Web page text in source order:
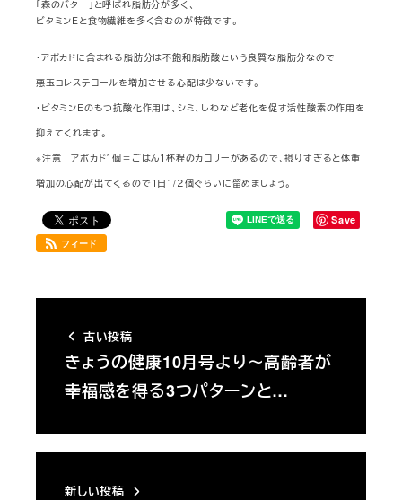
「森のバター」と呼ばれ脂肪分が多く、
ビタミンＥと食物繊維を多く含むのが特徴です。
・アボカドに含まれる脂肪分は不飽和脂肪酸という良質な脂肪分なので
悪玉コレステロールを増加させる心配は少ないです。
・ビタミンＥのもつ抗酸化作用は、シミ、しわなど老化を促す活性酸素の作用を
抑えてくれます。
※注意 アボカド１個＝ごはん１杯程のカロリーがあるので、摂りすぎると体重
増加の心配が出てくるので１日１/２個ぐらいに留めましょう。
Save
フィード
古い投稿
きょうの健康10月号より～高齢者が
幸福感を得る3つパターンと…
新しい投稿